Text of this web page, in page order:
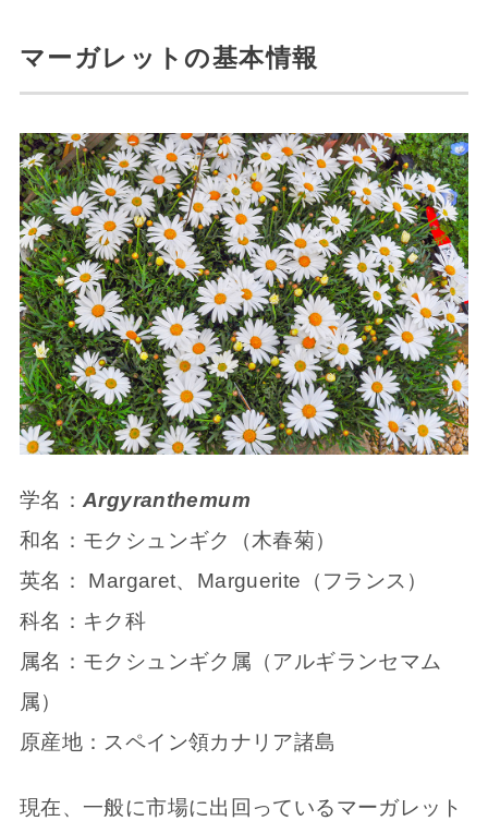
マーガレットの基本情報
学名：Argyranthemum
和名：モクシュンギク（木春菊）
英名： Margaret、Marguerite（フランス）
科名：キク科
属名：モクシュンギク属（アルギランセマム
属）
原産地：スペイン領カナリア諸島
現在、一般に市場に出回っているマーガレット